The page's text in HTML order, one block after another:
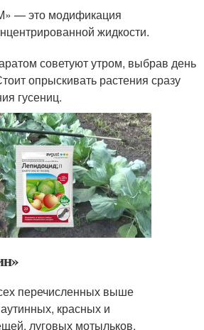
— это модификация
жидкости.
советуют утром, выбрав день
опрыскивать растения сразу
гусениц.
перечисленных выше
красных и
луговых мотыльков,